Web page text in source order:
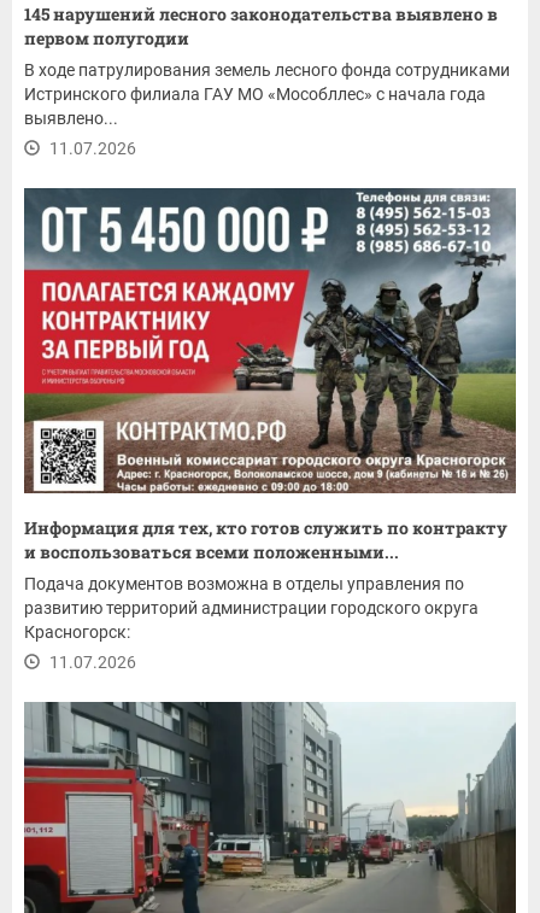
145 нарушений лесного законодательства выявлено в
первом полугодии
В ходе патрулирования земель лесного фонда сотрудниками
Истринского филиала ГАУ МО «Мособллес» с начала года
выявлено...
11.07.2026
Информация для тех, кто готов служить по контракту
и воспользоваться всеми положенными...
Подача документов возможна в отделы управления по
развитию территорий администрации городского округа
Красногорск:
11.07.2026